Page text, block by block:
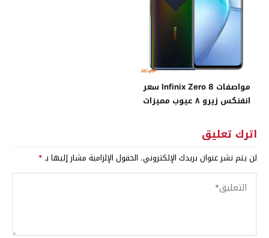
مواصفات Infinix Zero 8 سعر
انفنكس زيرو ٨ عيوب مميزات
اترك تعليق
لن يتم نشر عنوان بريدك الإلكتروني. الحقول الإلزامية مشار إليها بـ*